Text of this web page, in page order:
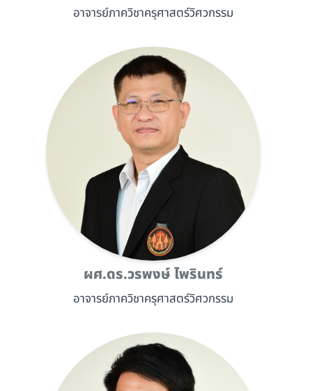
อาจารย์ภาควิชาครุศาสตร์วิศวกรรม
ผศ.ดร.วรพงษ์ ไพรินทร์
อาจารย์ภาควิชาครุศาสตร์วิศวกรรม